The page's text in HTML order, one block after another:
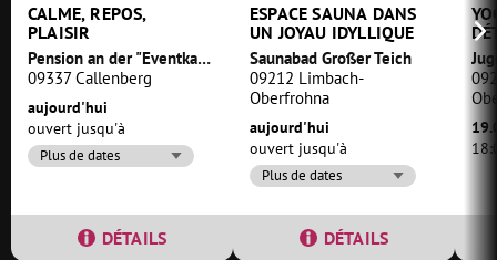
CALME, REPOS,
PLAISIR
Pension an der "Eventkapelle Callenberg"
09337 Callenberg
aujourd'hui
ouvert jusqu'à
Plus de dates
DÉTAILS
ESPACE SAUNA DANS
UN JOYAU IDYLLIQUE
Saunabad Großer Teich
09212 Limbach-
Oberfrohna
aujourd'hui
ouvert jusqu'à
Plus de dates
DÉTAILS